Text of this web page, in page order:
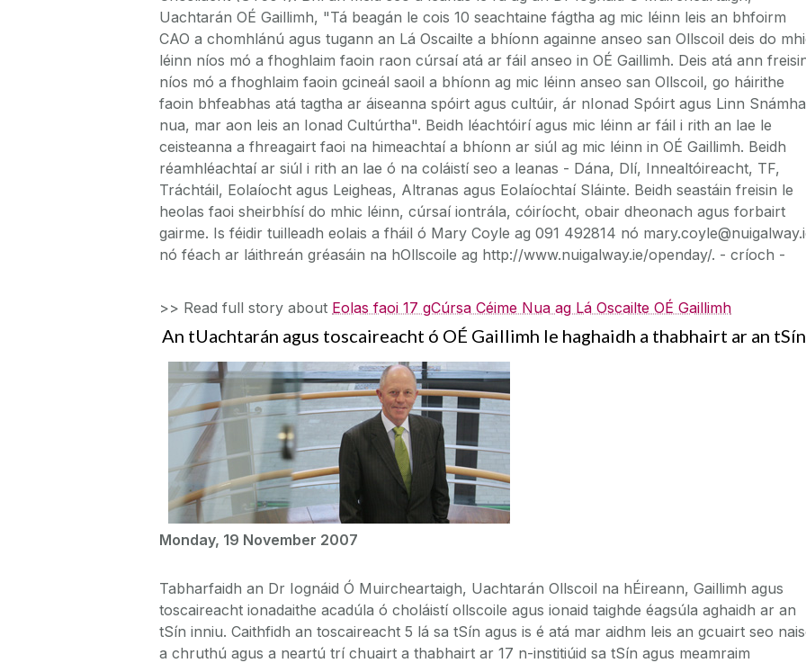
Uachtarán OÉ Gaillimh, "Tá beagán le cois 10 seachtaine fágtha ag mic léinn leis an bhfoirm
CAO a chomhlánú agus tugann an Lá Oscailte a bhíonn againne anseo san Ollscoil deis do
léinn níos mó a fhoghlaim faoin raon cúrsaí atá ar fáil anseo in OÉ Gaillimh. Deis atá ann
níos mó a fhoghlaim faoin gcineál saoil a bhíonn ag mic léinn anseo san Ollscoil, go háirithe
faoin bhfeabhas atá tagtha ar áiseanna spóirt agus cultúir, ár nIonad Spóirt agus Linn Snámha
nua, mar aon leis an Ionad Cultúrtha". Beidh léachtóirí agus mic léinn ar fáil i rith an lae le
ceisteanna a fhreagairt faoi na himeachtaí a bhíonn ar siúl ag mic léinn in OÉ Gaillimh. Beidh
réamhléachtaí ar siúl i rith an lae ó na coláistí seo a leanas - Dána, Dlí, Innealtóireacht, TF,
Tráchtáil, Eolaíocht agus Leigheas, Altranas agus Eolaíochtaí Sláinte. Beidh seastáin freisin le
heolas faoi sheirbhísí do mhic léinn, cúrsaí iontrála, cóiríocht, obair dheonach agus forbairt
gairme. Is féidir tuilleadh eolais a fháil ó Mary Coyle ag 091 492814 nó
nó féach ar láithreán gréasáin na hOllscoile ag http://www.nuigalway.ie/openday/. - críoch -
>> Read full story about Eolas faoi 17 gCúrsa Céime Nua ag Lá Oscailte OÉ Gaillimh
An tUachtarán agus toscaireacht ó OÉ Gaillimh le haghaidh a thabhairt ar an tSín
Monday, 19 November 2007
Tabharfaidh an Dr Iognáid Ó Muircheartaigh, Uachtarán Ollscoil na hÉireann, Gaillimh agus
toscaireacht ionadaithe acadúla ó choláistí ollscoile agus ionaid taighde éagsúla aghaidh ar an
tSín inniu. Caithfidh an toscaireacht 5 lá sa tSín agus is é atá mar aidhm leis an gcuairt seo
a chruthú agus a neartú trí chuairt a thabhairt ar 17 n-institiúid sa tSín agus meamraim